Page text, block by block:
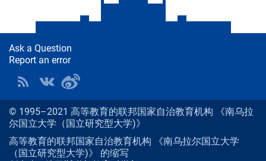
Ask a Question
Report an error
© 1995–2021 高等教育的联邦国家自治教育机构 《南乌拉
尔国立大学（国立研究型大学)》
高等教育的联邦国家自治教育机构 《南乌拉尔国立大学
（国立研究型大学)》 的缩写